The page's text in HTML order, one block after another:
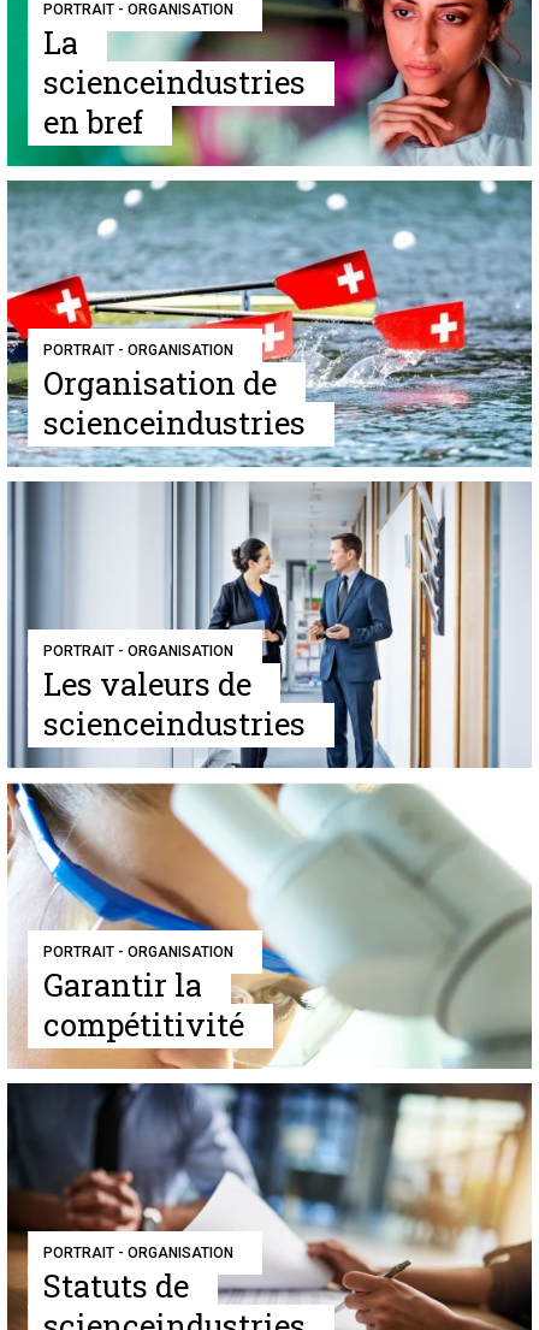
PORTRAIT - ORGANISATION
La
scienceindustries
en bref
PORTRAIT - ORGANISATION
Organisation de
scienceindustries
PORTRAIT - ORGANISATION
Les valeurs de
scienceindustries
PORTRAIT - ORGANISATION
Garantir la
compétitivité
PORTRAIT - ORGANISATION
Statuts de